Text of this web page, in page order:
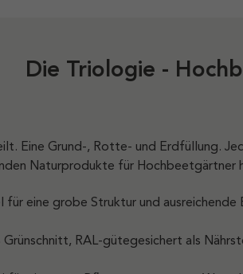
Die Triologie -
Eine Grund-, Rotte- und Erdfüllung.
Naturprodukte für Hochbeetgärtner
für eine grobe Struktur und
RAL-gütegesichert als